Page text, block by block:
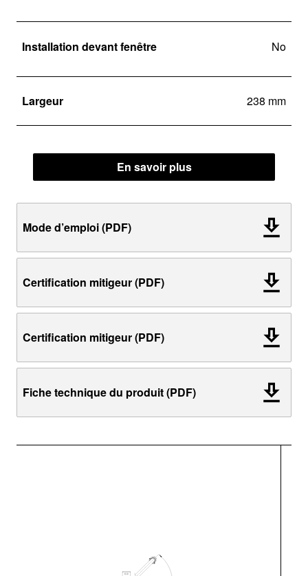
Installation devant fenêtre No
Largeur 238 mm
En savoir plus
Mode d’emploi (PDF)
Certification mitigeur (PDF)
Certification mitigeur (PDF)
Fiche technique du produit (PDF)